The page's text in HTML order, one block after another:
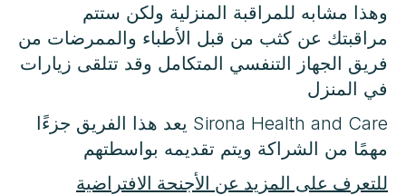
وهذا مشابه للمراقبة المنزلية ولكن ستتم
مراقبتك عن كثب من قبل الأطباء والممرضات من
فريق الجهاز التنفسي المتكامل وقد تتلقى زيارات
في المنزل
Sirona Health and Care يعد هذا الفريق جزءًا
مهمًا من الشراكة ويتم تقديمه بواسطتهم
للتعرف على المزيد عن الأجنحة الافتراضية